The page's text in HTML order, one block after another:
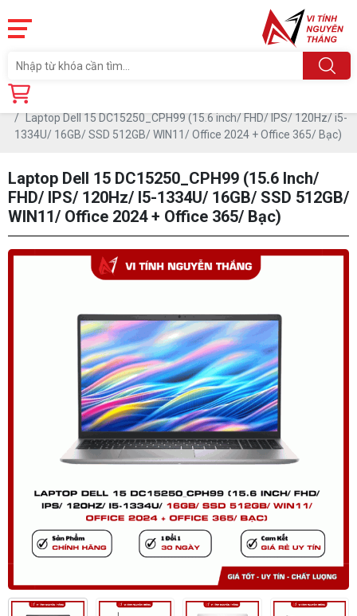
Trang chủ
Laptop Dell 15 DC15250_CPH99 (15.6 inch/ FHD/ IPS/ 120Hz/ i5-
1334U/ 16GB/ SSD 512GB/ WIN11/ Office 2024 + Office 365/ Bạc)
Laptop Dell 15 DC15250_CPH99 (15.6 Inch/
FHD/ IPS/ 120Hz/ I5-1334U/ 16GB/ SSD 512GB/
WIN11/ Office 2024 + Office 365/ Bạc)